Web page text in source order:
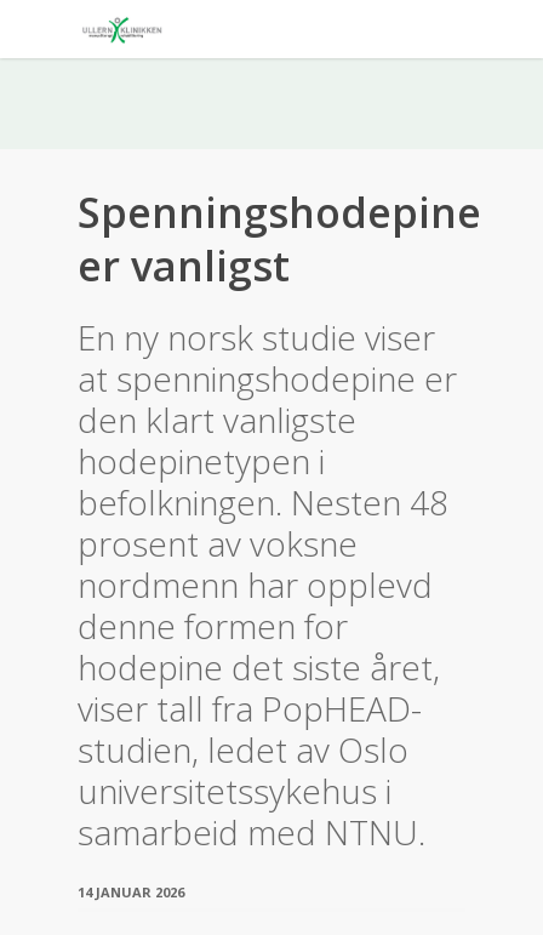
Spenningshodepine
er vanligst
En ny norsk studie viser
at spenningshodepine er
den klart vanligste
hodepinetypen i
befolkningen. Nesten 48
prosent av voksne
nordmenn har opplevd
denne formen for
hodepine det siste året,
viser tall fra PopHEAD-
studien, ledet av Oslo
universitetssykehus i
samarbeid med NTNU.
14 JANUAR 2026